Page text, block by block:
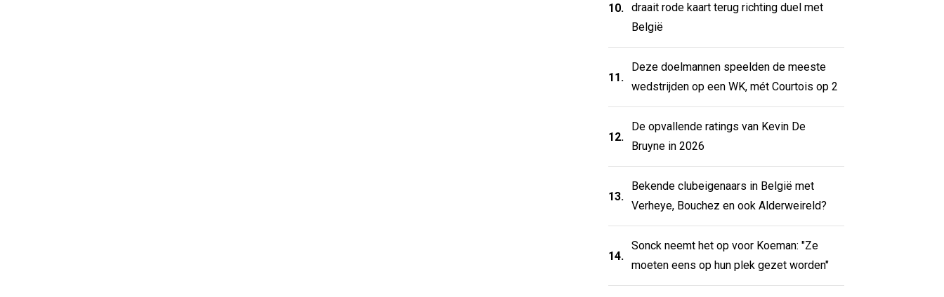
10.
draait rode kaart terug richting duel met
België
11.
Deze doelmannen speelden de meeste
wedstrijden op een WK, mét Courtois op 2
12.
De opvallende ratings van Kevin De
Bruyne in 2026
13.
Bekende clubeigenaars in België met
Verheye, Bouchez en ook Alderweireld?
14.
Sonck neemt het op voor Koeman: "Ze
moeten eens op hun plek gezet worden"